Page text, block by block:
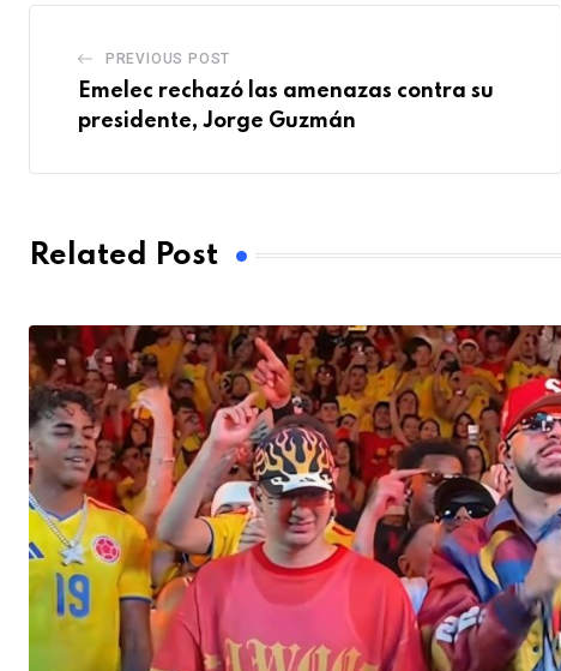
PREVIOUS POST
Emelec rechazó las amenazas contra su
presidente, Jorge Guzmán
Related Post